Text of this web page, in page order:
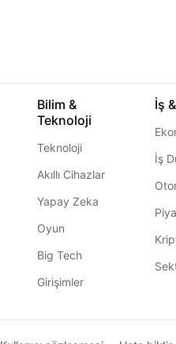
Bilim &
Teknoloji
Teknoloji
Akıllı Cihazlar
Yapay Zeka
Oyun
Big Tech
Girişimler
İş
İş